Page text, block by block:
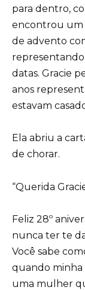
para dentro,
encontrou um
de advento
representando
datas. Gracie
anos
estavam
Ela abriu a
de chorar.
“Querida
Feliz 28º
nunca ter te
Você sabe
quando minha
uma mulher